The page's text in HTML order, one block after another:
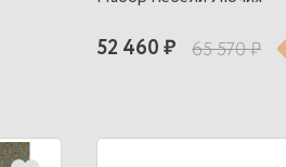
52 460 ₽ 65 570 ₽